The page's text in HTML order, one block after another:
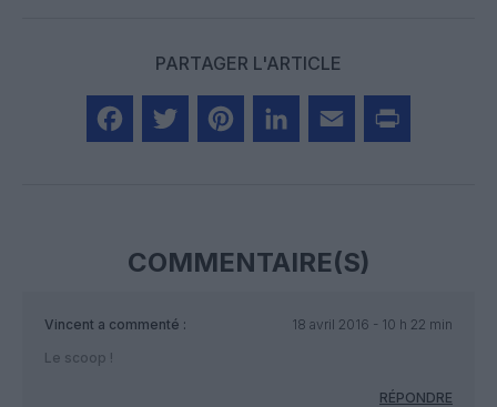
PARTAGER L'ARTICLE
COMMENTAIRE(S)
Vincent a commenté :
18 avril 2016 - 10 h 22 min
Le scoop !
RÉPONDRE